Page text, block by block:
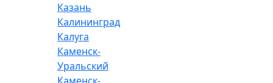
Казань
Калининград
Калуга
Каменск-
Уральский